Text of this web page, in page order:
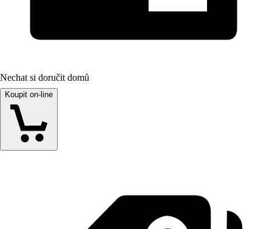
Nechat si doručit domů
Koupit on-line